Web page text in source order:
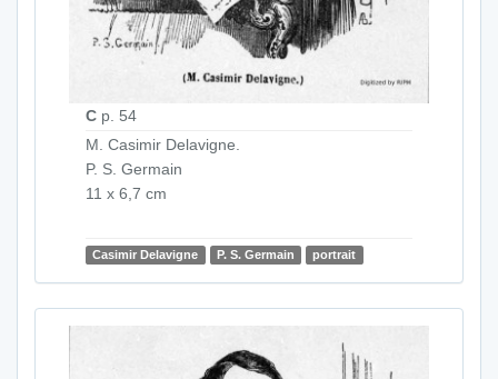
C p. 54
M. Casimir Delavigne.
P. S. Germain
11 x 6,7 cm
Casimir Delavigne P. S. Germain portrait